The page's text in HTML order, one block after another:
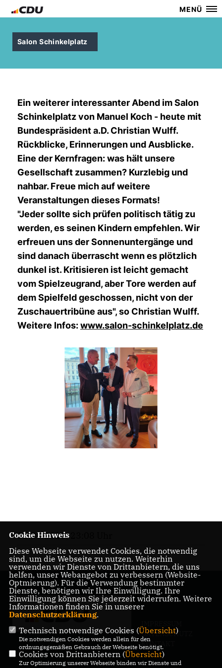
MENÜ
Salon Schinkelplatz
Ein weiterer interessanter Abend im Salon
Schinkelplatz von Manuel Koch - heute mit
Bundespräsident a.D. Christian Wulff.
Rückblicke, Erinnerungen und Ausblicke.
Eine der Kernfragen: was hält unsere
Gesellschaft zusammen? Kurzlebig und
nahbar. Freue mich auf weitere
Veranstaltungen dieses Formats!
"Jeder sollte sich prüfen politisch tätig zu
werden, es seinen Kindern empfehlen. Wir
erfreuen uns der Sonnenuntergänge und
sind danach überrascht wenn es plötzlich
dunkel ist. Kritisieren ist leicht gemacht
vom Spielzeugrand, aber Tore werden auf
dem Spielfeld geschossen, nicht von der
Zuschauertribüne aus", so Christian Wulff.
Weitere Infos:www.salon-schinkelplatz.de
12.06.2023, 23:08 Uhr
DATENSCHUTZ
KONTAKT
Cookie Hinweis
Diese Webseite verwendet Cookies, die notwendig
sind, um die Webseite zu nutzen. Weiterhin
verwenden wir Dienste von Drittanbietern, die uns
helfen, unser Webangebot zu verbessern (Website-
Optmierung). Für die Verwendung bestimmter
Dienste, benötigen wir Ihre Einwilligung. Ihre
Einwilligung können Sie jederzeit widerrufen. Weitere
Informationen finden Sie in unserer
Datenschutzerklärung.
Technisch notwendige Cookies (Übersicht)
Die notwendigen Cookies werden allein für den
ordnungsgemäßen Gebrauch der Webseite benötigt.
Cookies von Drittanbietern (Übersicht)
Zur Optimierung unserer Webseite binden wir Dienste und